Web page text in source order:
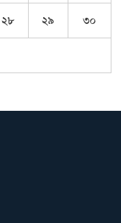
২৮ ২৯ ৩০